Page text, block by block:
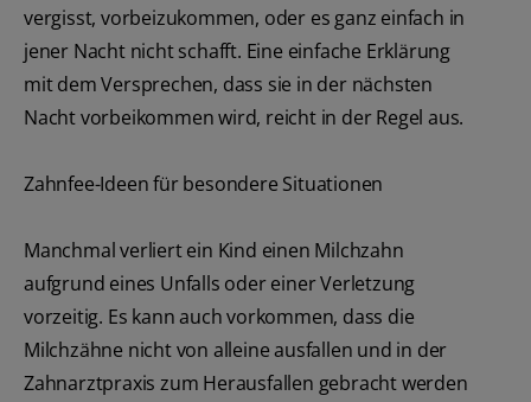
vergisst, vorbeizukommen, oder es ganz einfach in
jener Nacht nicht schafft. Eine einfache Erklärung
mit dem Versprechen, dass sie in der nächsten
Nacht vorbeikommen wird, reicht in der Regel aus.
Zahnfee-Ideen für besondere Situationen
Manchmal verliert ein Kind einen Milchzahn
aufgrund eines Unfalls oder einer Verletzung
vorzeitig. Es kann auch vorkommen, dass die
Milchzähne nicht von alleine ausfallen und in der
Zahnarztpraxis zum Herausfallen gebracht werden